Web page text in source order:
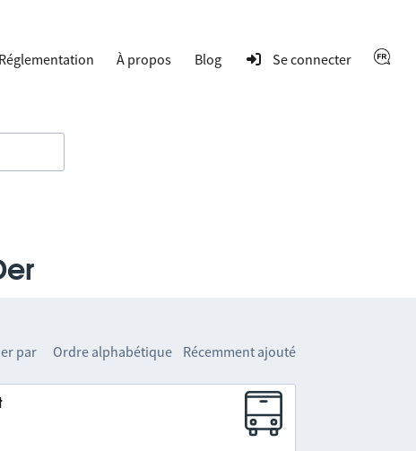
Réglementation À propos Blog Se connecter
par Ordre alphabétique Récemment ajouté